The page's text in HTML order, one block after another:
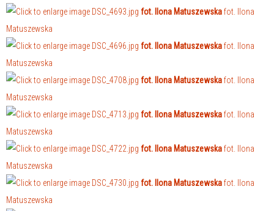
fot. Ilona Matuszewskafot. Ilona
Matuszewska
fot. Ilona Matuszewskafot. Ilona
Matuszewska
fot. Ilona Matuszewskafot. Ilona
Matuszewska
fot. Ilona Matuszewskafot. Ilona
Matuszewska
fot. Ilona Matuszewskafot. Ilona
Matuszewska
fot. Ilona Matuszewskafot. Ilona
Matuszewska